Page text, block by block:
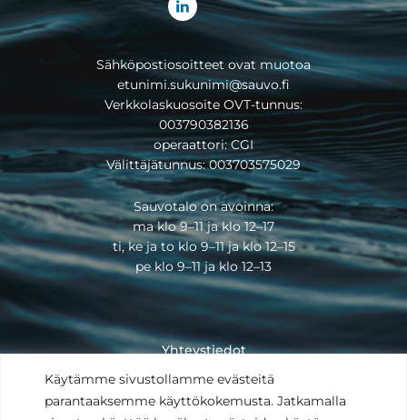
Käytämme sivustollamme evästeitä
parantaaksemme käyttökokemusta. Jatkamalla
Sähköpostiosoitteet ovat muotoa
etunimi.sukunimi@sauvo.fi
Verkkolaskuosoite OVT-tunnus:
003790382136
operaattori: CGI
Välittäjätunnus: 003703575029
Sauvotalo on avoinna:
ma klo 9–11 ja klo 12–17
ti, ke ja to klo 9–11 ja klo 12–15
pe klo 9–11 ja klo 12–13
Yhteystiedot
Saavutettavuusseloste
Anna palautetta